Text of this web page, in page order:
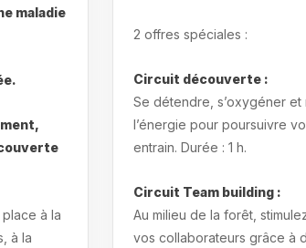
maladie
à la
à la
2 offres spéciales :
Circuit découverte :
Se détendre, s’oxygéner
l’énergie pour poursuivre
entrain. Durée : 1 h.
Circuit Team building :
Au milieu de la forêt,
vos collaborateurs grâce à